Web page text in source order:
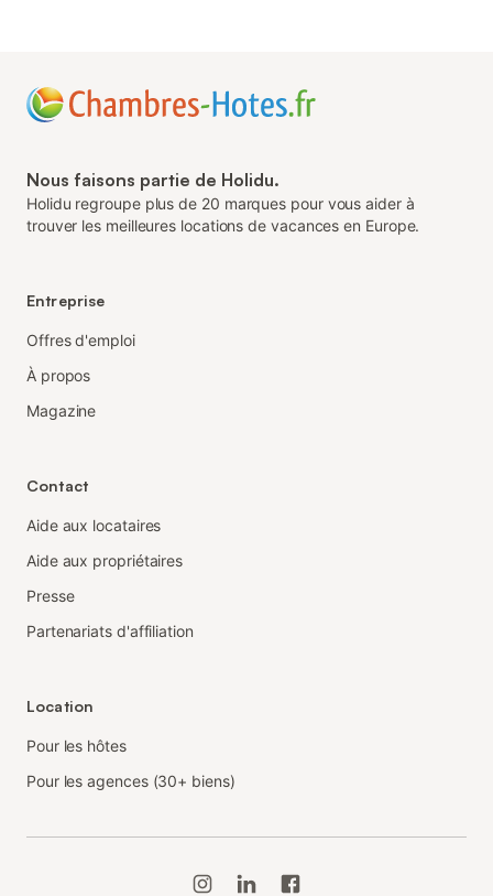
Nous faisons partie de Holidu.
Holidu regroupe plus de 20 marques pour vous aider à
trouver les meilleures locations de vacances en Europe.
Entreprise
Offres d'emploi
À propos
Magazine
Contact
Aide aux locataires
Aide aux propriétaires
Presse
Partenariats d'affiliation
Location
Pour les hôtes
Pour les agences (30+ biens)